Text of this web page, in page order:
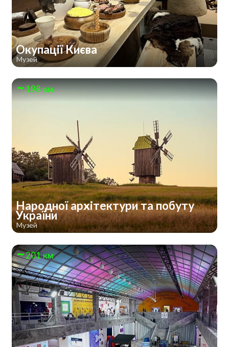
Окупації Києва
Музей
198 км
Народної архітектури та побуту
України
Музей
201 км